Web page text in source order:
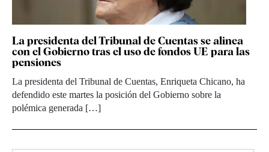
La presidenta del Tribunal de Cuentas se alinea
con el Gobierno tras el uso de fondos UE para las
pensiones
La presidenta del Tribunal de Cuentas, Enriqueta Chicano, ha
defendido este martes la posición del Gobierno sobre la
polémica generada […]